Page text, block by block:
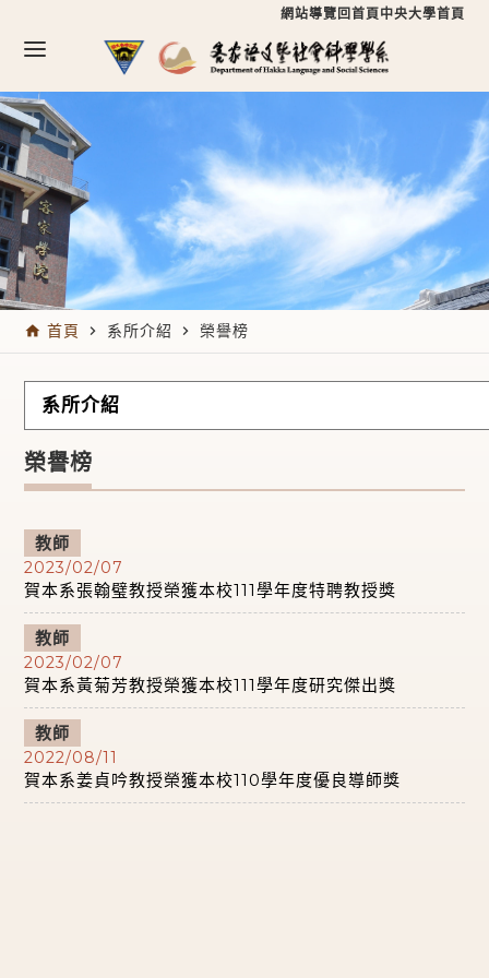
網站導覽 回首頁中央大學首頁
home 首頁 navigate_next 系所介紹 navigate_next 榮譽榜
系所介紹
榮譽榜
教師
2023/02/07
賀本系張翰璧教授榮獲本校111學年度特聘教授獎
教師
2023/02/07
賀本系黃菊芳教授榮獲本校111學年度研究傑出獎
教師
2022/08/11
賀本系姜貞吟教授榮獲本校110學年度優良導師獎